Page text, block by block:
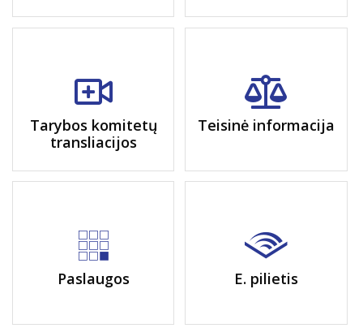
Tarybos komitetų
transliacijos
Teisinė informacija
Paslaugos E. pilietis